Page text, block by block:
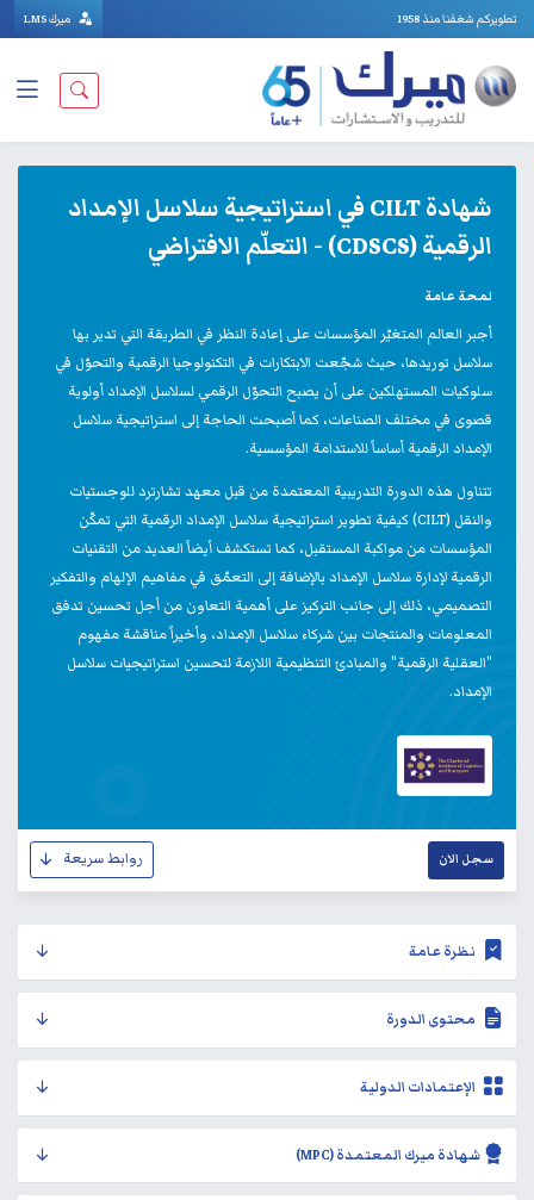
تطويركم شغفنا منذ 1958 ميرك LMS
شهادة CILT في استراتيجية سلاسل الإمداد
الرقمية (CDSCS) - التعلّم الافتراضي
لمحة عامة
أجبر العالم المتغيّر المؤسسات على إعادة النظر في الطريقة التي تدير بها
سلاسل توريدها، حيث شجّعت الابتكارات في التكنولوجيا الرقمية والتحوّل في
سلوكيات المستهلكين على أن يصبح التحوّل الرقمي لسلاسل الإمداد أولوية
قصوى في مختلف الصناعات، كما أصبحت الحاجة إلى استراتيجية سلاسل
الإمداد الرقمية أساساً للاستدامة المؤسسية.
تتناول هذه الدورة التدريبية المعتمدة من قبل معهد تشارترد للوجستيات
والنقل (CILT) كيفية تطوير استراتيجية سلاسل الإمداد الرقمية التي تمكّن
المؤسسات من مواكبة المستقبل، كما تستكشف أيضاً العديد من التقنيات
الرقمية لإدارة سلاسل الإمداد بالإضافة إلى التعمّق في مفاهيم الإلهام والتفكير
التصميمي، ذلك إلى جانب التركيز على أهمية التعاون من أجل تحسين تدفق
المعلومات والمنتجات بين شركاء سلاسل الإمداد، وأخيراً مناقشة مفهوم
"العقلية الرقمية" والمبادئ التنظيمية اللازمة لتحسين استراتيجيات سلاسل
الإمداد.
روابط سريعة سجل الان
نظرة عامة
محتوى الدورة
الإعتمادات الدولية
شهادة ميرك المعتمدة (MPC)